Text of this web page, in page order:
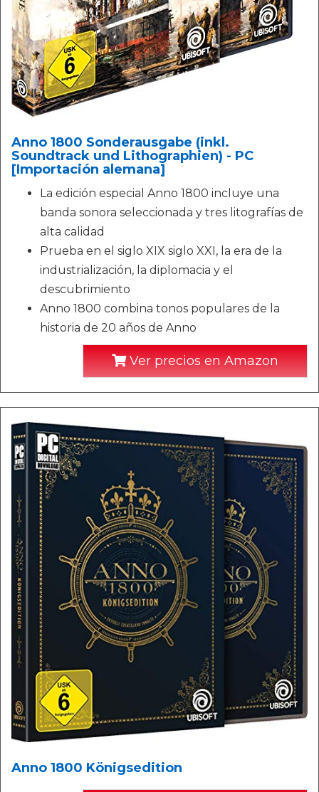
Anno 1800 Sonderausgabe (inkl.
Soundtrack und Lithographien) - PC
[Importación alemana]
La edición especial Anno 1800 incluye una
banda sonora seleccionada y tres litografías de
alta calidad
Prueba en el siglo XIX siglo XXI, la era de la
industrialización, la diplomacia y el
descubrimiento
Anno 1800 combina tonos populares de la
historia de 20 años de Anno
Ver precios en Amazon
Anno 1800 Königsedition